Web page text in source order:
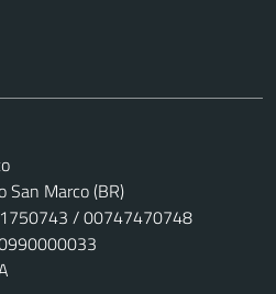
San Marco (BR)
/ 00747470748